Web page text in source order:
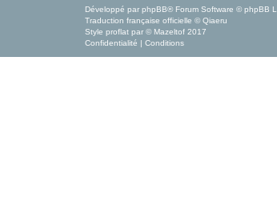
Développé par phpBB® Forum Software © phpBB
Traduction française officielle © Qiaeru
Style proflat par © Mazeltof 2017
Confidentialité | Conditions